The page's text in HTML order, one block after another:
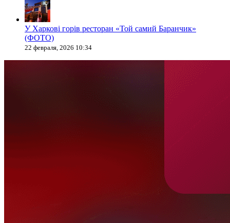
У Харкові горів ресторан «Той самий Баранчик»
(ФОТО)
22 февраля, 2026 10:34